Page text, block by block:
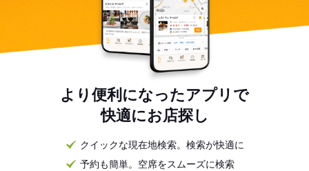
より便利になったアプリで
快適にお店探し
クイックな現在地検索。検索が快適に
予約も簡単。空席をスムーズに検索